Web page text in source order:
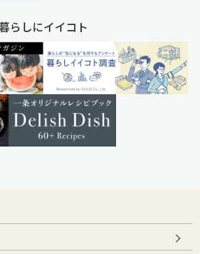
らしにイイコト